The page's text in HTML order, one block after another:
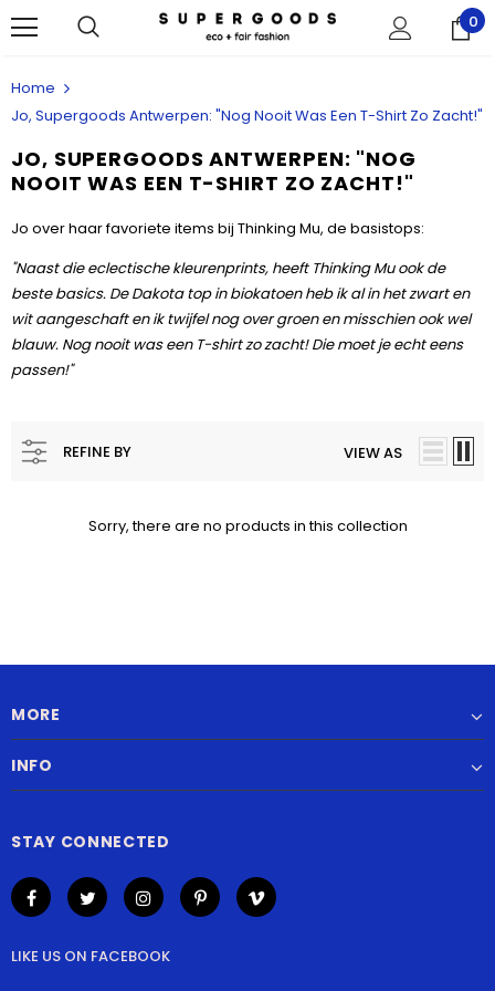
0
Home
Jo, Supergoods Antwerpen: "Nog Nooit Was Een T-Shirt Zo Zacht!"
JO, SUPERGOODS ANTWERPEN: "NOG
NOOIT WAS EEN T-SHIRT ZO ZACHT!"
Jo over haar favoriete items bij Thinking Mu, de basistops:
"Naast die eclectische kleurenprints, heeft Thinking Mu ook de
beste basics. De Dakota top in biokatoen heb ik al in het zwart en
wit aangeschaft en ik twijfel nog over groen en misschien ook wel
blauw. Nog nooit was een T-shirt zo zacht! Die moet je echt eens
passen!"
REFINE BY VIEW AS
Sorry, there are no products in this collection
MORE
INFO
STAY CONNECTED
LIKE US ON FACEBOOK